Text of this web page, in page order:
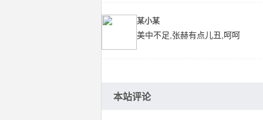
某小某
美中不足,张赫有点儿丑,呵呵
本站评论